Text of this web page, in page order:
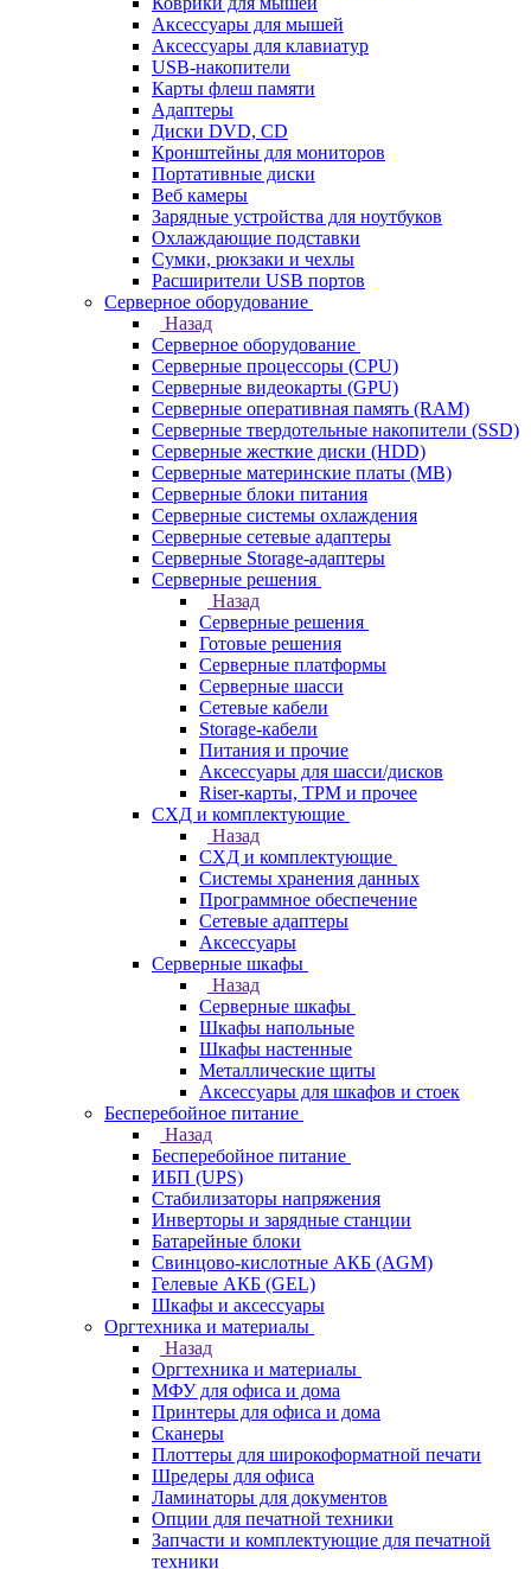
Аксессуары для мышей
Аксессуары для клавиатур
USB-накопители
Карты флеш памяти
Адаптеры
Диски DVD, CD
Кронштейны для мониторов
Портативные диски
Веб камеры
Зарядные устройства для ноутбуков
Охлаждающие подставки
Сумки, рюкзаки и чехлы
Расширители USB портов
Серверное оборудование
Назад
Серверное оборудование
Серверные процессоры (CPU)
Серверные видеокарты (GPU)
Серверные оперативная память (RAM)
Серверные твердотельные накопители (SSD)
Серверные жесткие диски (HDD)
Серверные материнские платы (MB)
Серверные блоки питания
Серверные системы охлаждения
Серверные сетевые адаптеры
Серверные Storage-адаптеры
Серверные решения
Назад
Серверные решения
Готовые решения
Серверные платформы
Серверные шасси
Сетевые кабели
Storage-кабели
Питания и прочие
Аксессуары для шасси/дисков
Riser-карты, TPM и прочее
СХД и комплектующие
Назад
СХД и комплектующие
Системы хранения данных
Программное обеспечение
Сетевые адаптеры
Аксессуары
Серверные шкафы
Назад
Серверные шкафы
Шкафы напольные
Шкафы настенные
Металлические щиты
Аксессуары для шкафов и стоек
Бесперебойное питание
Назад
Бесперебойное питание
ИБП (UPS)
Стабилизаторы напряжения
Инверторы и зарядные станции
Батарейные блоки
Свинцово-кислотные АКБ (AGM)
Гелевые АКБ (GEL)
Шкафы и аксессуары
Оргтехника и материалы
Назад
Оргтехника и материалы
МФУ для офиса и дома
Принтеры для офиса и дома
Сканеры
Плоттеры для широкоформатной печати
Шредеры для офиса
Ламинаторы для документов
Опции для печатной техники
Запчасти и комплектующие для печатной
техники